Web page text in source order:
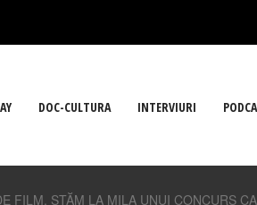
DOC-CULTURA INTERVIURI
FILM. STĂM LA MILA UNUI CONCURS